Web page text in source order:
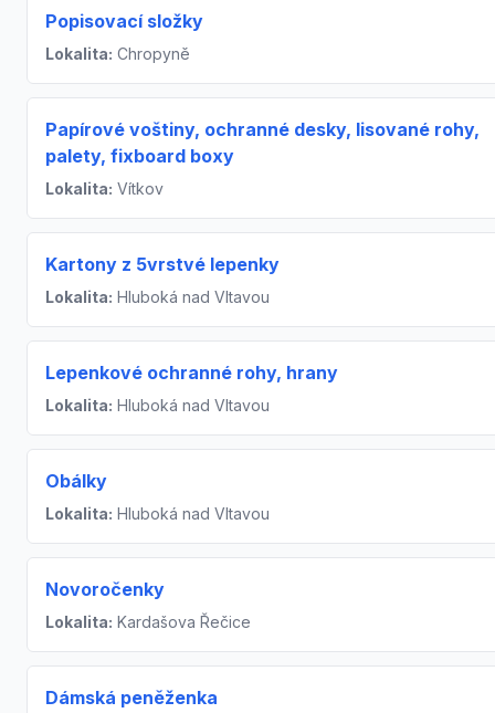
Popisovací složky
Lokalita: Chropyně
Papírové voštiny, ochranné desky, lisované rohy,
palety, fixboard boxy
Lokalita: Vítkov
Kartony z 5vrstvé lepenky
Lokalita: Hluboká nad Vltavou
Lepenkové ochranné rohy, hrany
Lokalita: Hluboká nad Vltavou
Obálky
Lokalita: Hluboká nad Vltavou
Novoročenky
Lokalita: Kardašova Řečice
Dámská peněženka